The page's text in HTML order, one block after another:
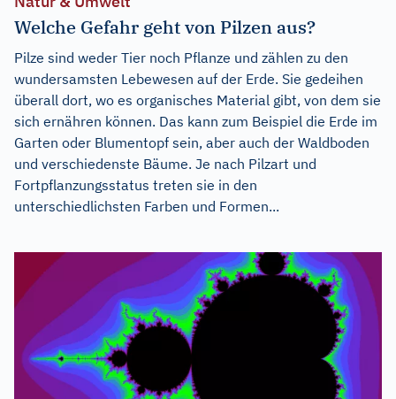
Welche Gefahr geht von Pilzen aus?
Pilze sind weder Tier noch Pflanze und zählen zu den
wundersamsten Lebewesen auf der Erde. Sie gedeihen
überall dort, wo es organisches Material gibt, von dem sie
sich ernähren können. Das kann zum Beispiel die Erde im
Garten oder Blumentopf sein, aber auch der Waldboden
und verschiedenste Bäume. Je nach Pilzart und
Fortpflanzungsstatus treten sie in den
unterschiedlichsten Farben und Formen...